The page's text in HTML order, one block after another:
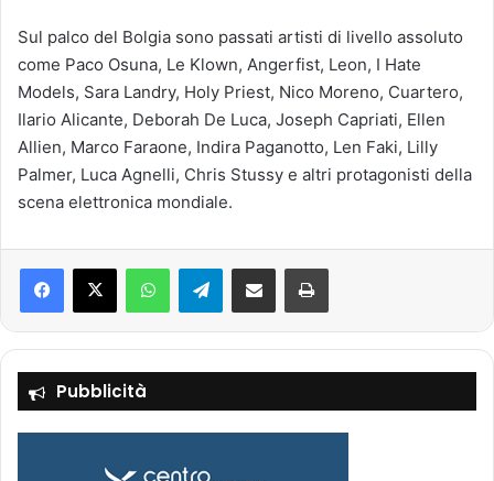
Sul palco del Bolgia sono passati artisti di livello assoluto
come Paco Osuna, Le Klown, Angerfist, Leon, I Hate
Models, Sara Landry, Holy Priest, Nico Moreno, Cuartero,
Ilario Alicante, Deborah De Luca, Joseph Capriati, Ellen
Allien, Marco Faraone, Indira Paganotto, Len Faki, Lilly
Palmer, Luca Agnelli, Chris Stussy e altri protagonisti della
scena elettronica mondiale.
Telegram
Pubblicità